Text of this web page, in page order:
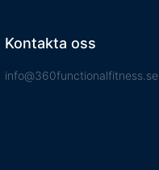
Kontakta oss
info@360functionalfitness.se